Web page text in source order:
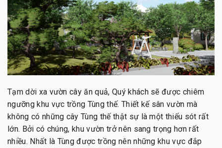
Tạm dời xa vườn cây ăn quả, Quý khách sẽ được chiêm
ngưỡng khu vực trồng Tùng thế. Thiết kế sân vườn mà
không có những cây Tùng thế thật sự là một thiếu sót rất
lớn. Bởi có chúng, khu vườn trở nên sang trọng hơn rất
nhiều. Nhất là Tùng được trồng nên những khu vực đắp